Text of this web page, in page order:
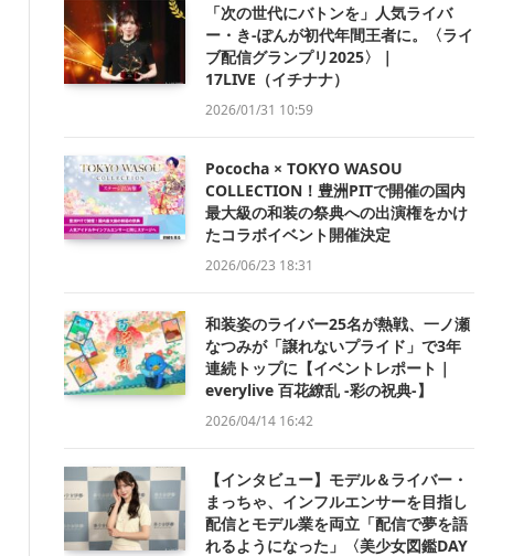
「次の世代にバトンを」人気ライバ
ー・き-ぽんが初代年間王者に。〈ライ
ブ配信グランプリ2025〉｜
17LIVE（イチナナ）
2026/01/31 10:59
Pococha × TOKYO WASOU
COLLECTION！豊洲PITで開催の国内
最大級の和装の祭典への出演権をかけ
たコラボイベント開催決定
2026/06/23 18:31
和装姿のライバー25名が熱戦、一ノ瀬
なつみが「譲れないプライド」で3年
連続トップに【イベントレポート｜
everylive 百花繚乱 -彩の祝典-】
2026/04/14 16:42
【インタビュー】モデル＆ライバー・
まっちゃ、インフルエンサーを目指し
配信とモデル業を両立「配信で夢を語
れるようになった」〈美少女図鑑DAY